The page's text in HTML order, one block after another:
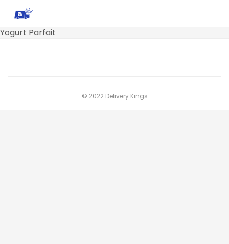
Yogurt Parfait
© 2022 Delivery Kings